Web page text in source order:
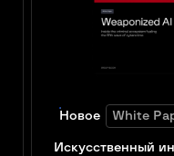
Новое White
Искусственный